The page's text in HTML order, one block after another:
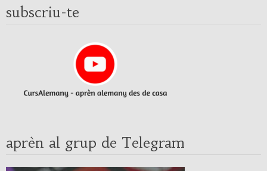
subscriu-te
aprèn al grup de Telegram